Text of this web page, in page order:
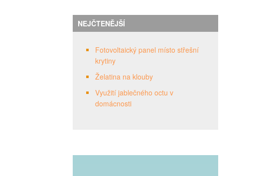
NEJČTENĚJŠÍ
Fotovoltaický panel místo střešní
krytiny
Želatina na klouby
Využití jablečného octu v
domácnosti